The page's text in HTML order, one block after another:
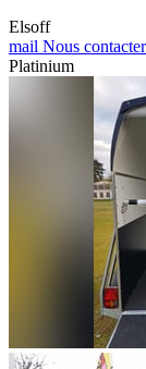
Elsoff
mail Nous contacter
Platinium